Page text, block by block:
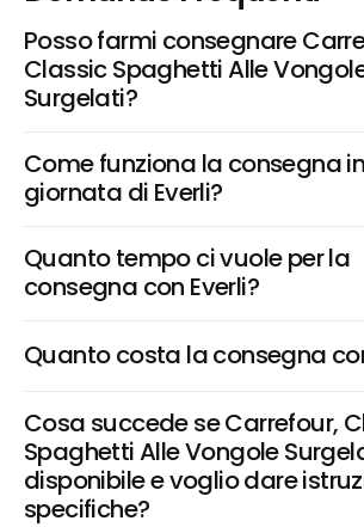
Posso farmi consegnare
Classic Spaghetti Alle
Surgelati?
Come funziona la consegna in
giornata di Everli?
Quanto tempo ci vuole per la
consegna con Everli?
Quanto costa la consegna
Cosa succede se Carrefour,
Spaghetti Alle Vongole
disponibile e voglio dare
specifiche?